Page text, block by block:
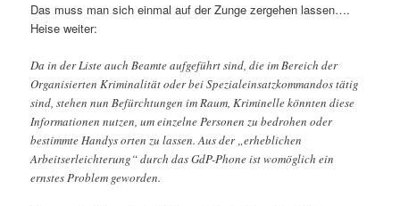
Das muss man sich einmal auf der Zunge zergehen lassen….
Heise weiter:
Da in der Liste auch Beamte aufgeführt sind, die im Bereich der
Organisierten Kriminalität oder bei Spezialeinsatzkommandos tätig
sind, stehen nun Befürchtungen im Raum, Kriminelle könnten diese
Informationen nutzen, um einzelne Personen zu bedrohen oder
bestimmte Handys orten zu lassen. Aus der „erheblichen
Arbeitserleichterung“ durch das GdP-Phone ist womöglich ein
ernstes Problem geworden.